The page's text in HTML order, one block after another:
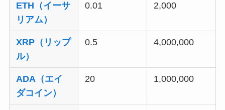
ETH（イーサ
リアム）
0.01 2,000
XRP（リップ
ル）
0.5 4,000,000
ADA（エイ
ダコイン）
20 1,000,000